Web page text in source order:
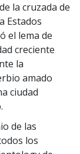
la cruzada de
Estados
el lema de
creciente
la
amado
ciudad
de las
los